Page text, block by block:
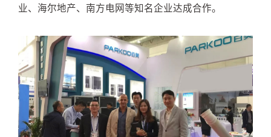
业、海尔地产、南方电网等知名企业达成合作。